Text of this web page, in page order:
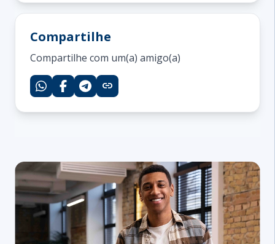
Compartilhe
Compartilhe com um(a) amigo(a)
link